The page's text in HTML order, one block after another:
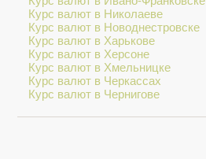
Курс валют в Николаеве
Курс валют в Новоднестровске
Курс валют в Харькове
Курс валют в Херсоне
Курс валют в Хмельницке
Курс валют в Черкассах
Курс валют в Чернигове